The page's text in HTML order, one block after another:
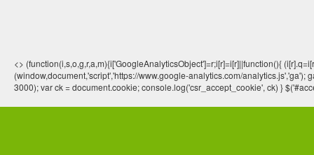
<> (function(i,s,o,g,r,a,m){i['GoogleAnalyticsObject']=r;i[r]=i[r]||function(){
(window,document,'script','https://www.google-analytics.com/
3000); var ck = document.cookie; console.log('csr_accept_cookie', ck) }